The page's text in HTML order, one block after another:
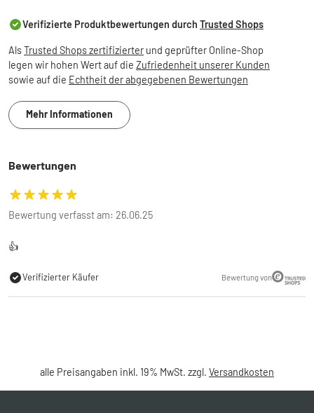
Verifizierte Produktbewertungen durch Trusted Shops
AlsTrusted Shops zertifizierter und geprüfter Online-Shop
legen wir hohen Wert auf die Zufriedenheit unserer Kunden
sowie auf die Echtheit der abgegebenen Bewertungen
Mehr Informationen
Bewertungen
Bewertung verfasst am: 26.06.25
👍
Verifizierter Käufer Bewertung von
alle Preisangaben inkl. 19% MwSt. zzgl. Versandkosten